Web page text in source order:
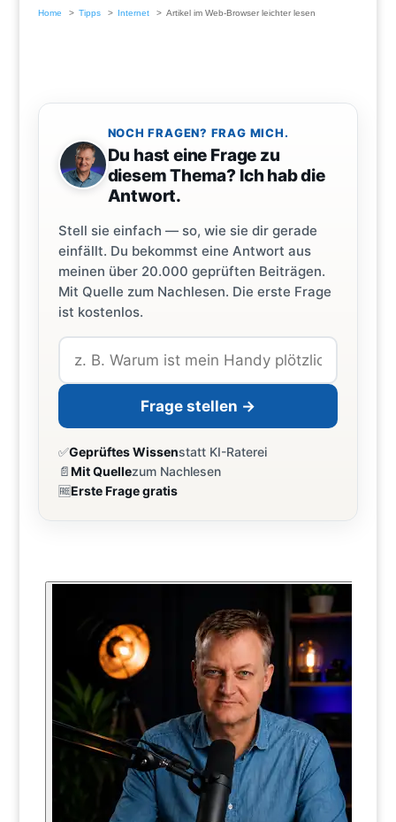
Home Tipps Internet Artikel im Web-Browser leichter lesen
NOCH FRAGEN? FRAG MICH.
Du hast eine Frage zu
diesem Thema? Ich hab die
Antwort.
Stell sie einfach — so, wie sie dir gerade
einfällt. Du bekommst eine Antwort aus
meinen über 20.000 geprüften Beiträgen.
Mit Quelle zum Nachlesen. Die erste Frage
ist kostenlos.
Frage stellen →
✅Geprüftes Wissenstatt KI-Raterei
📄Mit Quellezum Nachlesen
🆓Erste Frage gratis